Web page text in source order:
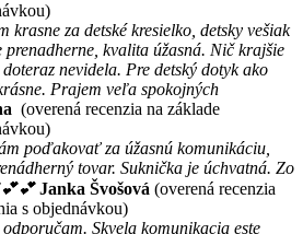
krasne za detské kresielko, detsky vešiak
prenadherne, kvalita úžasná. Nič krajšie
nevidela. Pre detský dotyk ako
Prajem veľa spokojných
(overená recenzia na základe
poďakovať za úžasnú komunikáciu,
tovar. Suknička je úchvatná. Zo
Janka Švošová (overená recenzia
s objednávkou)
Skvela komunikacia este